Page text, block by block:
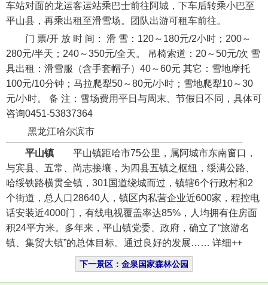
车站对面的龙运客运站乘巴士前往阿城，下车后转乘小巴至
平山县，再乘出租至滑雪场。团队出游可租车前往。
门 票/开 放 时 间： 滑 雪：120～180元/2小时；200～
280元/半天；240～350元/全天。 吊椅索道：20～50元/次 雪
具出租：滑雪服（含手套帽子）40～60元 其它：雪地摩托
100元/10分钟；马拉爬犁50～80元/小时；雪地爬犁10～30
元/小时。 备 注：雪场费用平日与周末、节假日不同，具体可
咨询0451-53837364
黑龙江哈尔滨市
平山镇 平山镇距哈市75公里，属阿城市东南窗口，
与宾县、五常、尚志接壤，为四县五镇之枢纽，绥满公路、
哈绥铁路横贯全镇，301国道绕城而过，镇辖6个行政村和2
个街道，总人口28640人，镇区内私营企业近600家，程控电
话安装近4000门，有线电视覆盖率达85%，人均拥有住房面
积24平方米。多年来，平山镇党委、政府，确立了“旅游名
镇、集贸大镇”的总体目标。通过良好的发展…… 详细++
下一景区：金泉国家森林公园